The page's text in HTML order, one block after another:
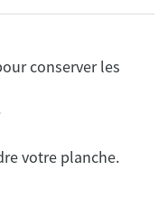
conserver les
votre planche.